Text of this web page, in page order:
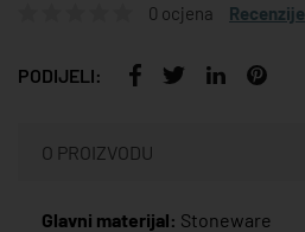
0 ocjena Recenzije
PODIJELI:
O PROIZVODU
Glavni materijal: Stoneware